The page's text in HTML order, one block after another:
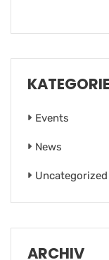
Events
News
Uncategorized
ARCHIV